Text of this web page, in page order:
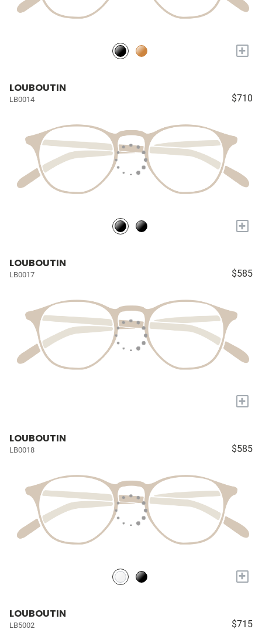
+
LOUBOUTIN
LB0014 $710
+
LOUBOUTIN
LB0017 $585
+
LOUBOUTIN
LB0018 $585
+
LOUBOUTIN
LB5002 $715